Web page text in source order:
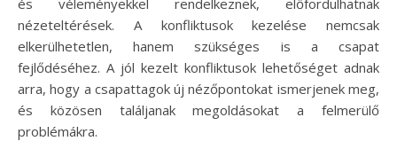
nézeteltérések. A konfliktusok kezelése nemcsak
elkerülhetetlen, hanem szükséges is a csapat
fejlődéséhez. A jól kezelt konfliktusok lehetőséget adnak
arra, hogy a csapattagok új nézőpontokat ismerjenek meg,
és közösen találjanak megoldásokat a felmerülő
problémákra.